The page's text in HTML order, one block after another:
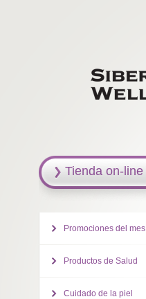
Tienda on-line
Promociones del mes
Productos de Salud
Cuidado de la piel